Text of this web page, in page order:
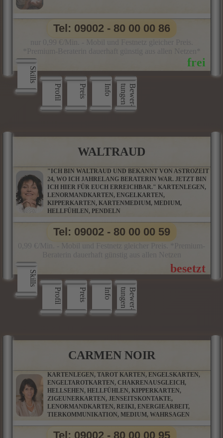
Skills
Profil
Preis Info B
e
w
e
r
­
t
u
n
g
e
n
Tel: 09002 - 80 00 00 86
WALTRAUD
"ICH BIN WALTRAUD UND BEKANNT VON ASTROZEIT
24, WO ICH JAHRELANG BERATERIN WAR. JETZT BIN
ICH HIER FÜR EUCH ERREICHBAR." KARTENLEGEN,
LENORMANDKARTEN, ENGELKARTEN,
KIPPERKARTEN, KARTENMEDIUM, MEDIUM,
HELLFÜHLEN, PENDELN
Skills
Profil
Preis Info B
e
w
e
r
­
t
u
n
g
e
n
Tel: 09002 - 80 00 00 59
CARMEN NOIR
KARTENLEGEN, TAROT KARTEN, ENGELSKARTEN,
ENGELTAROTKARTEN, CHAKRENAUSGLEICH,
HELLSEHEN, HELLFÜHLEN, KIPPERKARTEN,
ZIGEUNERKARTEN, JENSEITSKONTAKTE,
LENORMANDKARTEN, REIKI, ENERGIEARBEIT,
TIERKOMMUNIKATION, MEDIUM, WAHRSAGEN
Tel: 09002 - 80 00 00 95